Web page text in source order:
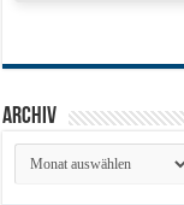
Archiv
Archiv